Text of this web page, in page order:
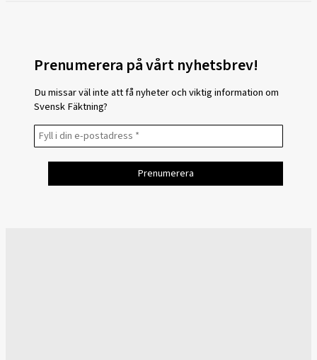
Prenumerera på vårt nyhetsbrev!
Du missar väl inte att få nyheter och viktig information om
Svensk Fäktning?